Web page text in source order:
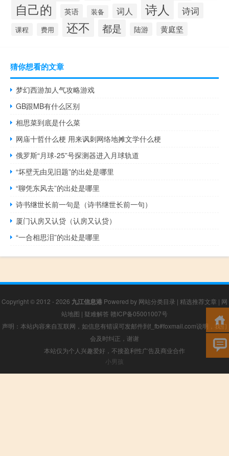
自己的 英语 装备 词人 诗人 诗词
课程 费用 还不 都是 陆游 黄庭坚
猜你想看的文章
梦幻西游加人气攻略游戏
GB跟MB有什么区别
相思菜到底是什么菜
网庙十哲什么梗 用来讽刺网络地摊文学什么梗
俄罗斯“月球-25”号探测器进入月球轨道
“坏壁无由见旧题”的出处是哪里
“聊凭东风去”的出处是哪里
诗书继世长前一句是（诗书继世长前一句）
厦门认房又认贷（认房又认贷）
“一合相思泪”的出处是哪里
Copyright © 2012 - 2026 九江信息港 Powered by 网站分类目录 | 精选推荐文章 | 网
站地图 | 疑难解答 赣ICP备05001007号
声明：本站内容来自互联网，如信息有错误可发邮件到f_fb#foxmail.com说明，我们
会及时纠正，谢谢
本站仅为个人兴趣爱好，不接盈利性广告及商业合作
小男孩